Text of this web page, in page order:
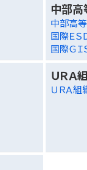
中部
中部高
国際ＥＳ
国際ＧＩ
ＵＲＡ
ＵＲＡ組